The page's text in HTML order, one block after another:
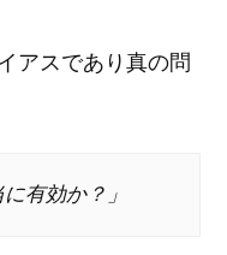
アスであり真の問
有効か？」